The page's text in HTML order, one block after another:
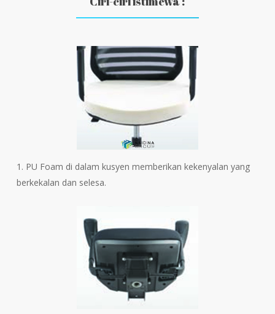
1. PU Foam di dalam kusyen memberikan kekenyalan yang
berkekalan dan selesa.